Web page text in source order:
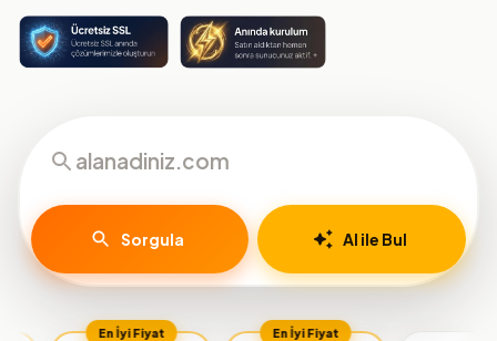
Sorgula AI ile Bul
En İyi Fiyat En İyi Fiyat